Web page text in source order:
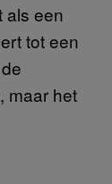
als een
tot een
maar het